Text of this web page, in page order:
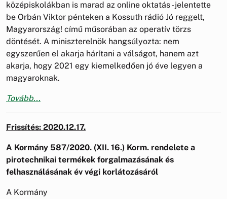
középiskolákban is marad az online oktatás - jelentette
be Orbán Viktor pénteken a Kossuth rádió Jó reggelt,
Magyarország! című műsorában az operatív törzs
döntését. A miniszterelnök hangsúlyozta: nem
egyszerűen el akarja hárítani a válságot, hanem azt
akarja, hogy 2021 egy kiemelkedően jó éve legyen a
magyaroknak.
Tovább...
Frissítés: 2020.12.17.
A Kormány 587/2020. (XII. 16.) Korm. rendelete a
pirotechnikai termékek forgalmazásának és
felhasználásának év végi korlátozásáról
A Kormány